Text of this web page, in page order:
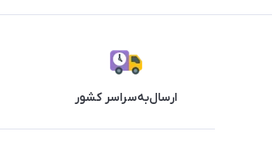
ارسال‌به‌سراسر کشور